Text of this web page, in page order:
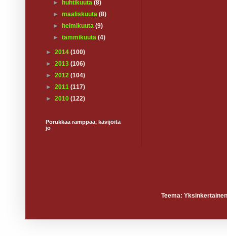
► huhtikuuta(8)
►maaliskuuta(8)
►
helmikuuta(9)
►tammikuuta(4)
► 2014 (100)
► 2013 (106)
► 2012 (104)
► 2011 (117)
► 2010 (122)
Porukkaa ramppaa, kävijöitä
jo
Teema: